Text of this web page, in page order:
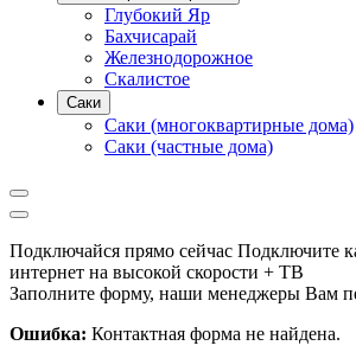
Глубокий Яр
Бахчисарай
Железнодорожное
Скалистое
Саки
Саки (многоквартирные дома)
Саки (частные дома)
Подключайся прямо сейчас Подключите
интернет на высокой скорости + ТВ
Заполните форму, наши менеджеры Вам
Ошибка: Контактная форма не найдена.